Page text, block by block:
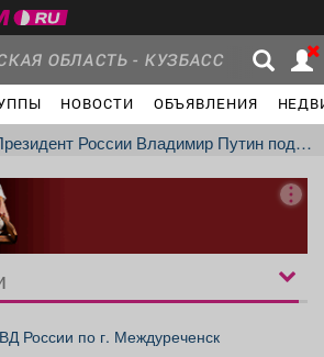
ОБЛАСТЬ - КУЗБАСС
НОВОСТИ ОБЪЯВЛЕНИЯ
Новости
Недвижимость Услуги
Президент России Владимир Путин подписал закон об увеличении штрафов за несоблюдение требований к перевозке детей.
России по г. Междуреченск